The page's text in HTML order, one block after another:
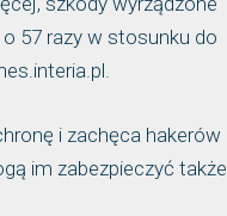
57 razy w stosunku do
i zachęca hakerów
im zabezpieczyć także